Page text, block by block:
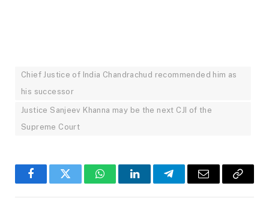
Chief Justice of India Chandrachud recommended him as
his successor
Justice Sanjeev Khanna may be the next CJI of the
Supreme Court
FacebookTwitter WhatsAppLinkedInTelegramEmail
Copy